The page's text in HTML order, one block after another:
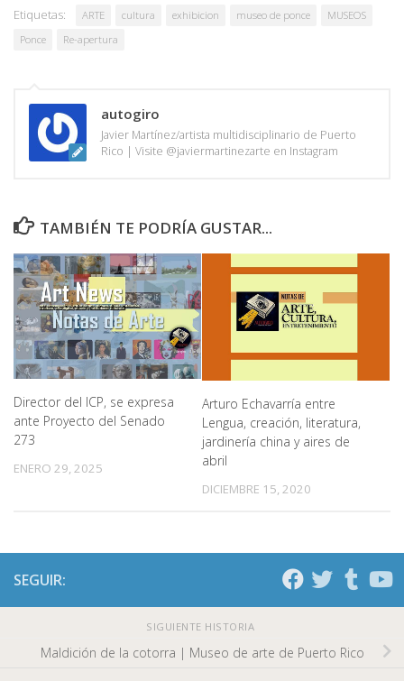
Etiquetas: ARTE cultura exhibicion museo de ponce
MUSEOS
Ponce
Re-apertura
autogiro
Javier Martínez/artista multidisciplinario de Puerto
Rico | Visite @javiermartinezarte en Instagram
TAMBIÉN TE PODRÍA GUSTAR...
Director del ICP, se expresa
ante Proyecto del Senado
273
ENERO 29, 2025
Arturo Echavarría entre
Lengua, creación, literatura,
jardinería china y aires de
abril
DICIEMBRE 15, 2020
SEGUIR:
SIGUIENTE HISTORIA
Maldición de la cotorra | Museo de arte de Puerto Rico